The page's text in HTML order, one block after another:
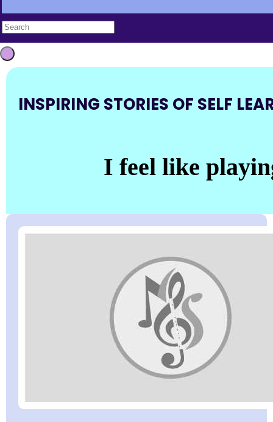
INSPIRING STORIES OF SELF
I feel like